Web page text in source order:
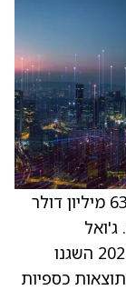
מדווחת על הכנסות רבעון רביעי של 630.6 מיליון דולר
ג'ואל
, אמר: “ב-2025 השגנו
כספיות